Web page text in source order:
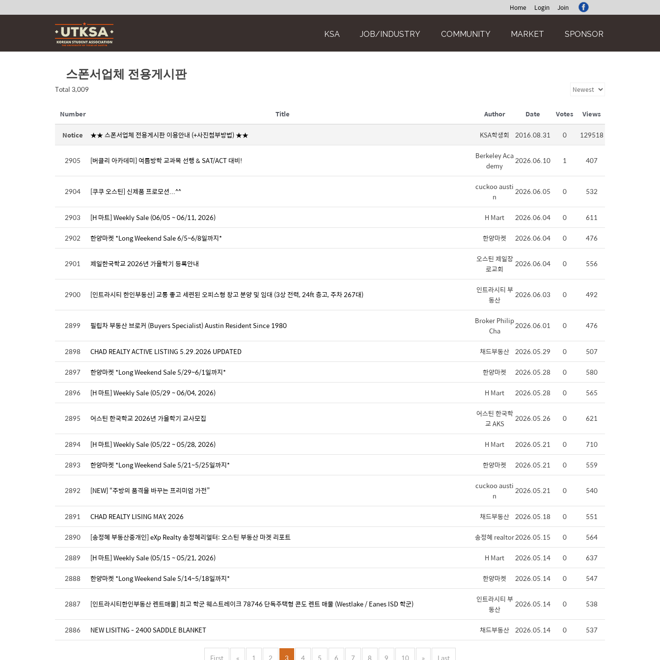
Home Login Join
KSA JOB/INDUSTRY COMMUNITY MARKET SPONSOR
스폰서업체 전용게시판
Total 3,009
Number Title Author Date Votes Views
Notice ★★ 스폰서업체 전용게시판 이용안내 (+사진첨부방법) ★★ KSA학생회 2016.08.31 0 129518
2905 [버클리 아카데미] 여름방학 교과목 선행 & SAT/ACT 대비!
Berkeley Aca
demy
2026.06.10 1 407
2904 [쿠쿠 오스틴] 신제품 프로모션...^^
cuckoo austi
n
2026.06.05 0 532
2903 [H 마트] Weekly Sale (06/05 ~ 06/11, 2026) H Mart 2026.06.04 0
611
2902
한양마켓 *Long Weekend Sale 6/5~6/8일까지* 한양마켓 2026.06.04 0 476
2901 제일한국학교 2026년 가을학기 등록안내
오스틴 제일장
로교회
2026.06.04 0 556
2900 [인트라시티 한인부동산] 교통 좋고 세련된 오피스형 창고 분양 및 임대 (3상 전력, 24ft 층고, 주차 267대)
인트라시티 부
동산
2026.06.03 0 492
2899 필립차 부동산 브로커 (Buyers Specialist) Austin Resident Since 1980
Broker Philip
Cha
2026.06.01 0 476
2898 CHAD REALTY ACTIVE LISTING 5.29.2026 UPDATED 채드부동산 2026.05.29 0
507
2897
한양마켓 *Long Weekend Sale 5/29~6/1일까지* 한양마켓 2026.05.28 0
580
2896
[H 마트] Weekly Sale (05/29 ~ 06/04, 2026) H Mart 2026.05.28 0 565
2895 어스틴 한국학교 2026년 가을학기 교사모집
어스틴 한국학
교 AKS
2026.05.26 0 621
2894 [H 마트] Weekly Sale (05/22 ~ 05/28, 2026) H Mart 2026.05.21 0
710
2893
한양마켓 *Long Weekend Sale 5/21~5/25일까지* 한양마켓 2026.05.21 0 559
2892 [NEW] “주방의 품격을 바꾸는 프리미엄 가전”
cuckoo austi
n
2026.05.21 0 540
2891 CHAD REALTY LISING MAY, 2026 채드부동산 2026.05.18 0
551
2890
[송정혜 부동산중개인] eXp Realty 송정혜리얼터: 오스틴 부동산 마겟 리포트 송정혜 realtor2026.05.15 0
564
2889
[H 마트] Weekly Sale (05/15 ~ 05/21, 2026) H Mart 2026.05.14 0
637
2888
한양마켓 *Long Weekend Sale 5/14~5/18일까지* 한양마켓 2026.05.14 0 547
2887 [인트라시티한인부동산 렌트매물] 최고 학군 웨스트레이크 78746 단독주택형 콘도 렌트 매물 (Westlake / Eanes ISD 학군)
인트라시티 부
동산
2026.05.14 0 538
2886 NEW LISITNG - 2400 SADDLE BLANKET 채드부동산 2026.05.14 0 537
First « 1 2 3 4 5 6 7 8 9 10 » Last